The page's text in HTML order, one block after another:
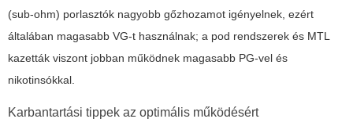
(sub-ohm) porlasztók nagyobb gőzhozamot igényelnek, ezért
általában magasabb VG-t használnak; a pod rendszerek és MTL
kazetták viszont jobban működnek magasabb PG-vel és
nikotinsókkal.
Karbantartási tippek az optimális működésért